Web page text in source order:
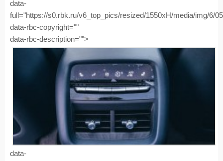
data-
full="https://s0.rbk.ru/v6_top_pics/resized/1550xH/media/img/6/
data-rbc-copyright=""
data-rbc-description="">
data-